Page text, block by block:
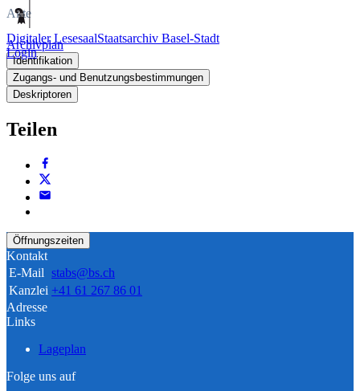
Digitaler LesesaalStaatsarchiv Basel-Stadt
Login
Akte
Archivplan
Identifikation
Zugangs- und Benutzungsbestimmungen
Deskriptoren
Teilen
Öffnungszeiten
Kontakt
E-Mail stabs@bs.ch
Kanzlei +41 61 267 86 01
Adresse
Links
Lageplan
Folge uns auf